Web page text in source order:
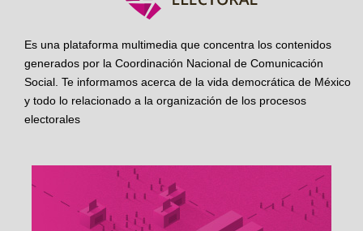
Es una plataforma multimedia que concentra los contenidos
generados por la Coordinación Nacional de Comunicación
Social. Te informamos acerca de la vida democrática de México
y todo lo relacionado a la organización de los procesos
electorales